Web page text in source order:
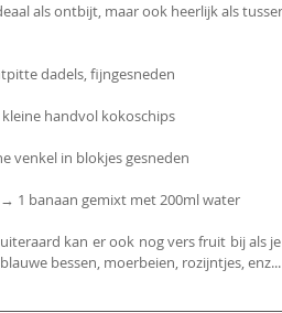
als ontbijt, maar ook heerlijk als
dadels, fijngesneden
handvol kokoschips
venkel in blokjes gesneden
1 banaan gemixt met 200ml water
uiteraard kan er ook nog vers fruit bij als
bessen, moerbeien, rozijntjes,